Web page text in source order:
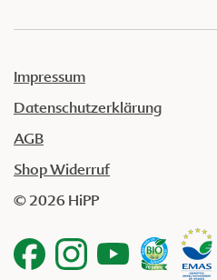
Impressum
Datenschutzerklärung
AGB
Shop Widerruf
© 2026 HiPP